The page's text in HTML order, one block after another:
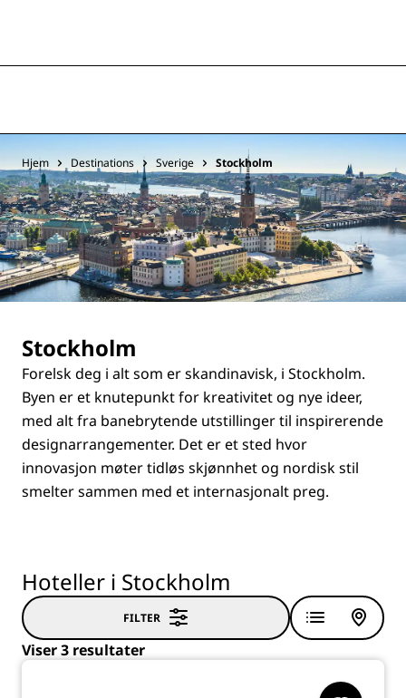
Hjem Destinations Sverige Stockholm
Stockholm
Forelsk deg i alt som er skandinavisk, i Stockholm.
Byen er et knutepunkt for kreativitet og nye ideer,
med alt fra banebrytende utstillinger til inspirerende
designarrangementer. Det er et sted hvor
innovasjon møter tidløs skjønnhet og nordisk stil
smelter sammen med et internasjonalt preg.
Hoteller i Stockholm
FILTER
Viser 3 resultater